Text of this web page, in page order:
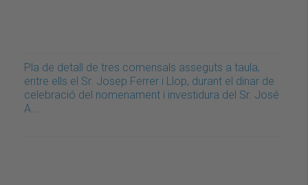
Pla de detall de tres comensals asseguts a taula,
entre ells el Sr. Josep Ferrer i Llop, durant el dinar de
celebració del nomenament i investidura del Sr. José
A.…